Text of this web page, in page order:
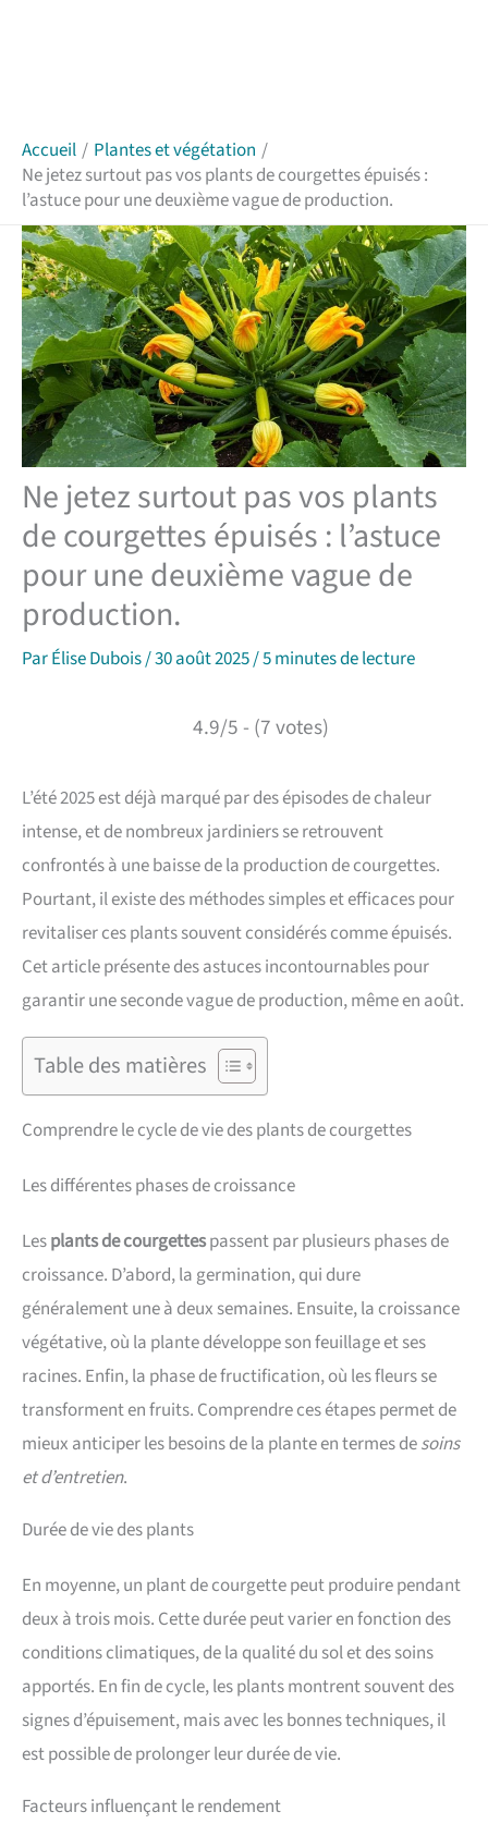
Accueil
Plantes et végétation
Ne jetez surtout pas vos plants de courgettes épuisés :
l’astuce pour une deuxième vague de production.
Ne jetez surtout pas vos plants
de courgettes épuisés : l’astuce
pour une deuxième vague de
production.
ParÉlise Dubois/30 août 2025/5 minutes de lecture
4.9/5 - (7 votes)
L’été 2025 est déjà marqué par des épisodes de chaleur
intense, et de nombreux jardiniers se retrouvent
confrontés à une baisse de la production de courgettes.
Pourtant, il existe des méthodes simples et efficaces pour
revitaliser ces plants souvent considérés comme épuisés.
Cet article présente des astuces incontournables pour
garantir une seconde vague de production, même en août.
Table des matières
Comprendre le cycle de vie des plants de courgettes
Les différentes phases de croissance
Lesplants de courgettespassent par plusieurs phases de
croissance. D’abord, la germination, qui dure
généralement une à deux semaines. Ensuite, la croissance
végétative, où la plante développe son feuillage et ses
racines. Enfin, la phase de fructification, où les fleurs se
transforment en fruits. Comprendre ces étapes permet de
mieux anticiper les besoins de la plante en termes desoins
et d’entretien.
Durée de vie des plants
En moyenne, un plant de courgette peut produire pendant
deux à trois mois. Cette durée peut varier en fonction des
conditions climatiques, de la qualité du sol et des soins
apportés. En fin de cycle, les plants montrent souvent des
signes d’épuisement, mais avec les bonnes techniques, il
est possible de prolonger leur durée de vie.
Facteurs influençant le rendement